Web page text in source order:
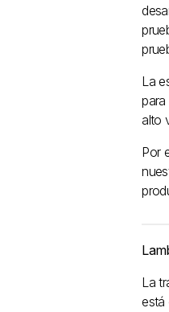
La
para
alto
Por
La
está